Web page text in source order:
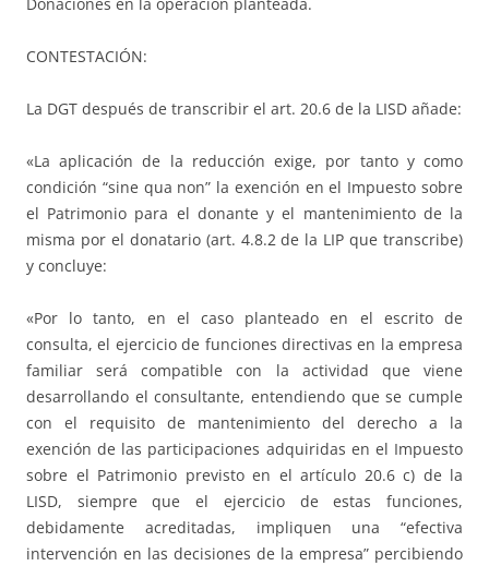
CONTESTACIÓN:
La DGT después de transcribir el art. 20.6 de la LISD añade:
«La aplicación de la reducción exige, por tanto y como
condición “sine qua non” la exención en el Impuesto sobre
el Patrimonio para el donante y el mantenimiento de la
misma por el donatario (art. 4.8.2 de la LIP que transcribe)
y concluye:
«Por lo tanto, en el caso planteado en el escrito de
consulta, el ejercicio de funciones directivas en la empresa
familiar será compatible con la actividad que viene
desarrollando el consultante, entendiendo que se cumple
con el requisito de mantenimiento del derecho a la
exención de las participaciones adquiridas en el Impuesto
sobre el Patrimonio previsto en el artículo 20.6 c) de la
LISD, siempre que el ejercicio de estas funciones,
debidamente acreditadas, impliquen una “efectiva
intervención en las decisiones de la empresa” percibiendo